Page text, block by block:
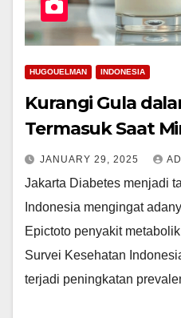
HUGOUELMAN INDONESIA
Kurangi Gula
Termasuk Saat
JANUARY 29, 2025
Jakarta Diabetes menjadi
Indonesia mengingat
Epictoto penyakit
Survei Kesehatan
terjadi peningkatan